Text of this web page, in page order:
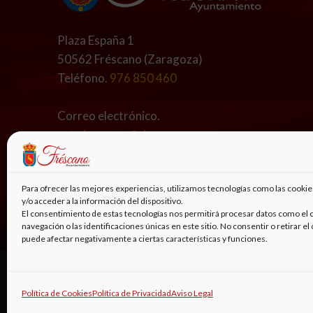
Para ofrecer las mejores experiencias, utilizamos tecnologías como las
y/o acceder a la información del dispositivo.
El consentimiento de estas tecnologías nos permitirá procesar datos como el
navegación o las identificaciones únicas en este sitio. No consentir o retirar el
puede afectar negativamente a ciertas características y funciones.
Política de CookiesPolítica de PrivacidadAviso Legal
Plaza España 1
50562 Fréscano (Zaragoza)
Teléfono. 976 850 460
Correo electrónico.
aytofrescano@dpz.es
ayuntamientofrescano@gmail.com
Síguenos en
CLIC